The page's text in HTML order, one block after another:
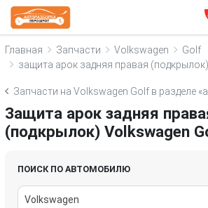
Главная Запчасти Volkswagen
Golf
защита арок задняя правая (подкрылок)
Запчасти на Volkswagen Golf в разделе
Защита арок задняя
(подкрылок) Volkswagen
ПОИСК ПО АВТОМОБИЛЮ
Volkswagen